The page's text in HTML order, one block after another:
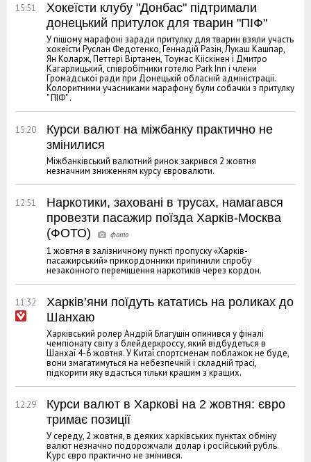
15:51
Хокеїсти клубу "Донбас" підтримали
донецький притулок для тварин "ПІФ"
У пішому марафоні заради притулку для тварин взяли участь
хокеїсти Руслан Федотенко, Геннадій Разін, Лукаш Кашпар,
Ян Коларж, Петтері Віртанен, Тоумас Кііскінен і Дмитро
Кагарлицький, співробітники готелю Park Inn і члени
Громадської ради при Донецькій обласній адміністрації.
Колоритними учасниками марафону були собачки з притулку
" ПІФ" .
15:20
Курси валют на міжбанку практично не
змінилися
Міжбанківський валютний ринок закрився 2 жовтня
незначним зниженням курсу євровалюти.
12:51
Наркотики, заховані в трусах, намагався
провезти пасажир поїзда Харків-Москва
(ФОТО)
1 жовтня в залізничному пункті пропуску «Харків-
пасажирський» прикордонники припинили спробу
незаконного переміщення наркотиків через кордон.
11:32
Харків’яни поїдуть кататись на роликах до
Шанхаю
Харківський ролер Андрій Благушін опинився у фіналі
чемпіонату світу з блейдеркроссу, який відбудеться в
Шанхаї 4-6 жовтня. У Китаї спортсменам поблажок не буде,
вони змагатимуться на небезпечній і складній трасі,
підкорити яку вдасться тільки кращим з кращих.
12:29
Курси валют в Харкові на 2 жовтня: євро
тримає позиції
У середу, 2 жовтня, в деяких харківських пунктах обміну
валют незначно подорожчали долар і російський рубль.
Курс євро практично не змінився.